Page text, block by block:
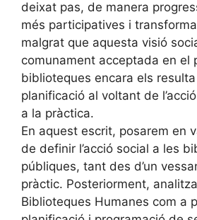
deixat pas, de manera
més participatives i
malgrat que aquesta visió
comunament acceptada en el
biblioteques encara els
planificació al voltant de
a la pràctica.
En aquest escrit, posarem en
de definir l’acció social a les
públiques, tant des d’un
pràctic. Posteriorment,
Biblioteques Humanes com a